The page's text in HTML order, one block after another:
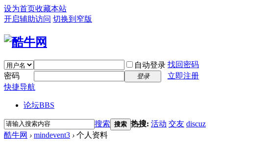
设为首页收藏本站
开启辅助访问 切换到窄版
自动登录 找回密码
密码
登录
立即注册
快捷导航
论坛BBS
搜索 搜索 热搜: 活动 交友 discuz
酷牛网 › mindevent3 › 个人资料